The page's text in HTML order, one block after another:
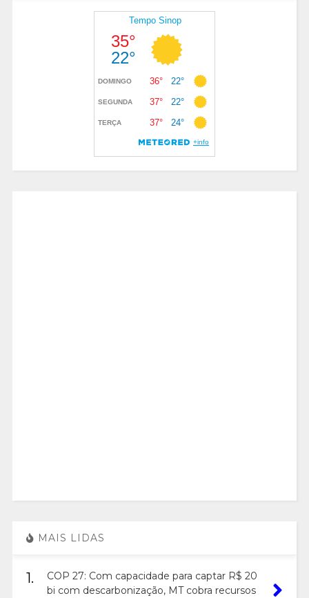
MAIS LIDAS
1.
COP 27: Com capacidade para captar R$ 20
bi com descarbonização, MT cobra recursos